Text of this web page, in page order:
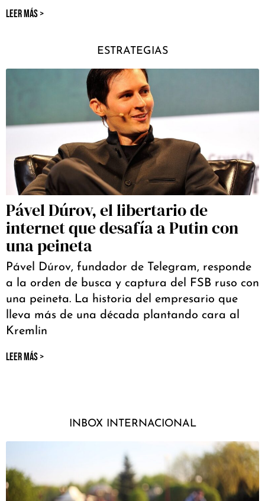
LEER MÁS >
ESTRATEGIAS
Pável Dúrov, el libertario de
internet que desafía a Putin con
una peineta
Pável Dúrov, fundador de Telegram, responde
a la orden de busca y captura del FSB ruso con
una peineta. La historia del empresario que
lleva más de una década plantando cara al
Kremlin
LEER MÁS >
INBOX INTERNACIONAL